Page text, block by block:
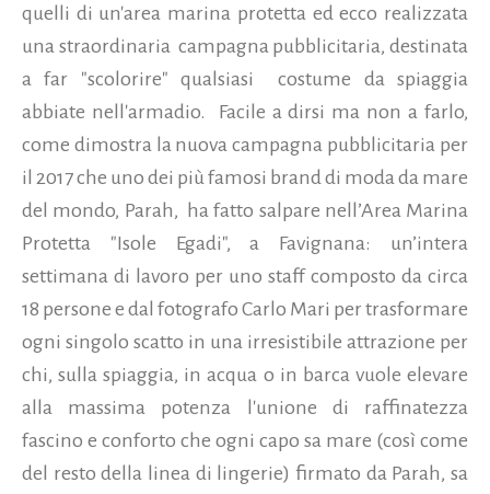
quelli di un'area marina protetta ed ecco realizzata
una straordinaria campagna pubblicitaria, destinata
a far "scolorire" qualsiasi costume da spiaggia
abbiate nell'armadio. Facile a dirsi ma non a farlo,
come dimostra la nuova campagna pubblicitaria per
il 2017 che uno dei più famosi brand di moda da mare
del mondo, Parah, ha fatto salpare nell’Area Marina
Protetta "Isole Egadi", a Favignana: un’intera
settimana di lavoro per uno staff composto da circa
18 persone e dal fotografo Carlo Mari per trasformare
ogni singolo scatto in una irresistibile attrazione per
chi, sulla spiaggia, in acqua o in barca vuole elevare
alla massima potenza l'unione di raffinatezza
fascino e conforto che ogni capo sa mare (così come
del resto della linea di lingerie) firmato da Parah, sa